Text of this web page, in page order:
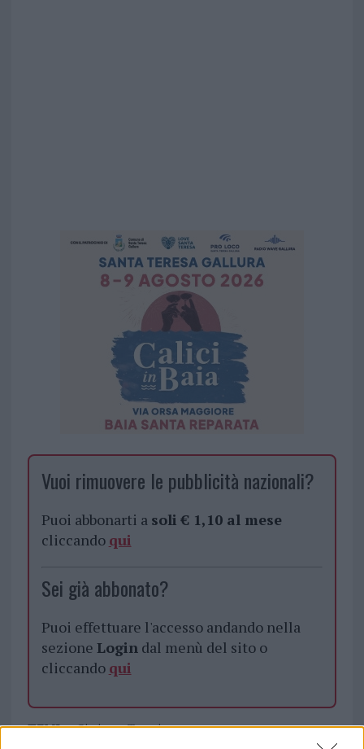
Vuoi rimuovere le pubblicità nazionali?
Puoi abbonarti a soli € 1,10 al mese
cliccando qui
Sei già abbonato?
Puoi effettuare l'accesso andando nella
sezione Logindal menù del sito o
cliccando qui
TEMI: Cimitero Tempio